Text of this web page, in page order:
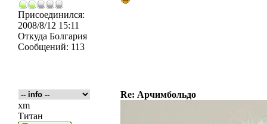
Присоединился:
2008/8/12 15:11
Откуда Болгария
Сообщений: 113
Re: Арчимбольдо
xm
Титан